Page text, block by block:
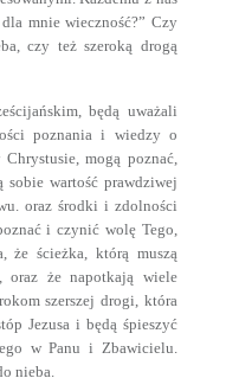
mnie wieczność?” Czy
czy też szeroką drogą
będą uważali
poznania i wiedzy o
mogą poznać,
sobie wartość prawdziwej
oraz środki i zdolności
i czynić wolę Tego,
że ścieżka, którą muszą
oraz że napotkają wiele
szerszej drogi, która
Jezusa i będą śpieszyć
w Panu i Zbawicielu.
nieba.